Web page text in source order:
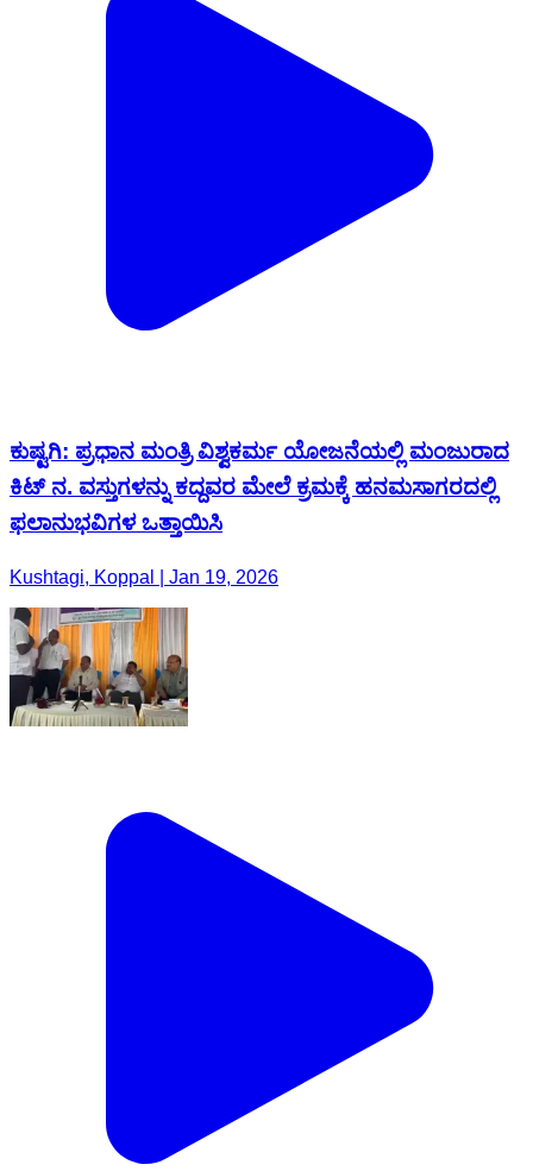
ಕುಷ್ಟಗಿ: ಪ್ರಧಾನ ಮಂತ್ರಿ ವಿಶ್ವಕರ್ಮ ಯೋಜನೆಯಲ್ಲಿ ಮಂಜುರಾದ
ಕಿಟ್ ನ. ವಸ್ತುಗಳನ್ನು ಕದ್ದವರ ಮೇಲೆ ಕ್ರಮಕ್ಕೆ ಹನಮಸಾಗರದಲ್ಲಿ
ಫಲಾನುಭವಿಗಳ ಒತ್ತಾಯಿಸಿ
Kushtagi, Koppal | Jan 19, 2026